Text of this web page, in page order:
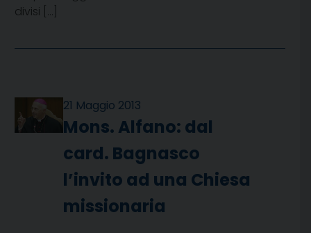
divisi […]
21 Maggio 2013
Mons. Alfano: dal
card. Bagnasco
l’invito ad una Chiesa
missionaria